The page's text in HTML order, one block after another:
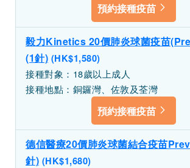
預約接種疫苗
毅力Kinetics 20價肺炎球菌疫苗
(1針) (HK$1,580)
接種對象：18歲以上成人
接種地點：銅鑼灣、佐敦及荃灣
預約接種疫苗
德信醫療20價肺炎球菌結合疫苗
針) (HK$1,680)